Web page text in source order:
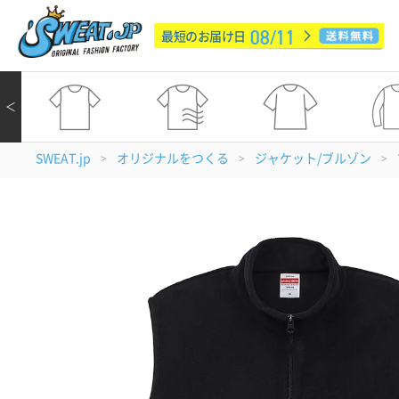
最短のお届け日 08/11
＜
SWEAT.jp > オリジナルをつくる > ジャケット/ブルゾン >